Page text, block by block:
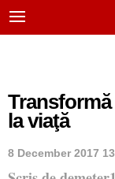
la viaţă
8 December 2017